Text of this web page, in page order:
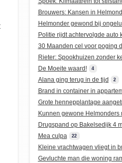
Brouwers: Kansen in Helmond
Helmonder gewond bij
Politie rijdt achtervolgde auto
30 Maanden cel voor poging
Rieter: Spookhuizen zonder
De Moeite waard! 4
Alana ging terug in de tijd 2
Brand in container in
Grote hennepplantage
Kunnen gewone Helmonders
Drugspand op Bakelsedijk 4
Mea culpa 22
Kleine vrachtwagen vliegt in
Gevluchte man die woning